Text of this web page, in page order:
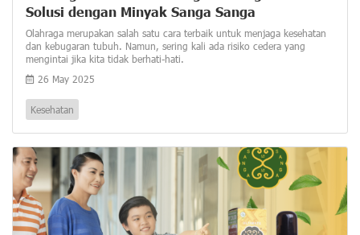
Solusi dengan Minyak Sanga Sanga
Olahraga merupakan salah satu cara terbaik untuk menjaga kesehatan
dan kebugaran tubuh. Namun, sering kali ada risiko cedera yang
mengintai jika kita tidak berhati-hati.
26 May 2025
Kesehatan